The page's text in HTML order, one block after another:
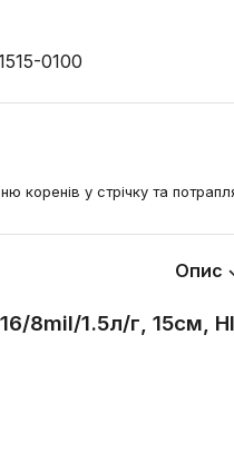
0100
коренів у стрічку та
Опис
8mil/1.5л/г, 15см,